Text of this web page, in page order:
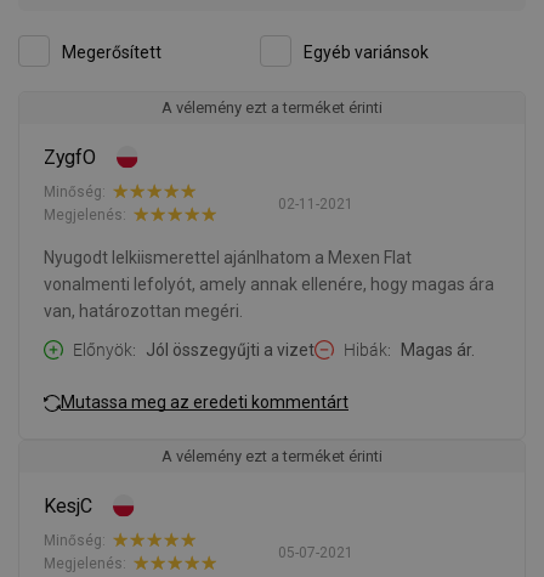
Megerősített Egyéb variánsok
A vélemény ezt a terméket érinti
ZygfO
02-11-2021
Minőség:
Megjelenés:
Nyugodt lelkiismerettel ajánlhatom a Mexen Flat
vonalmenti lefolyót, amely annak ellenére, hogy magas ára
van, határozottan megéri.
Előnyök
Jól összegyűjti a vizet Hibák Magas ár.
Mutassa meg az eredeti kommentárt
A vélemény ezt a terméket érinti
KesjC
05-07-2021
Minőség:
Megjelenés: